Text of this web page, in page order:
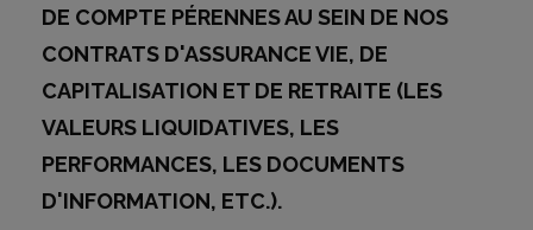
DE COMPTE PÉRENNES AU SEIN DE NOS
CONTRATS D'ASSURANCE VIE, DE
CAPITALISATION ET DE RETRAITE (LES
VALEURS LIQUIDATIVES, LES
PERFORMANCES, LES DOCUMENTS
D'INFORMATION, ETC.).